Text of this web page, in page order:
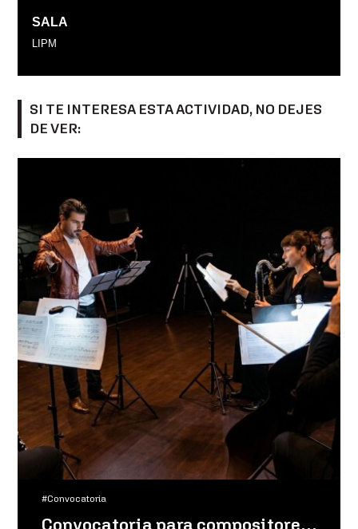
SALA
LIPM
SI TE INTERESA ESTA ACTIVIDAD, NO DEJES
DE VER:
#Convocatoria
Convocatoria para compositores de obras mixtas